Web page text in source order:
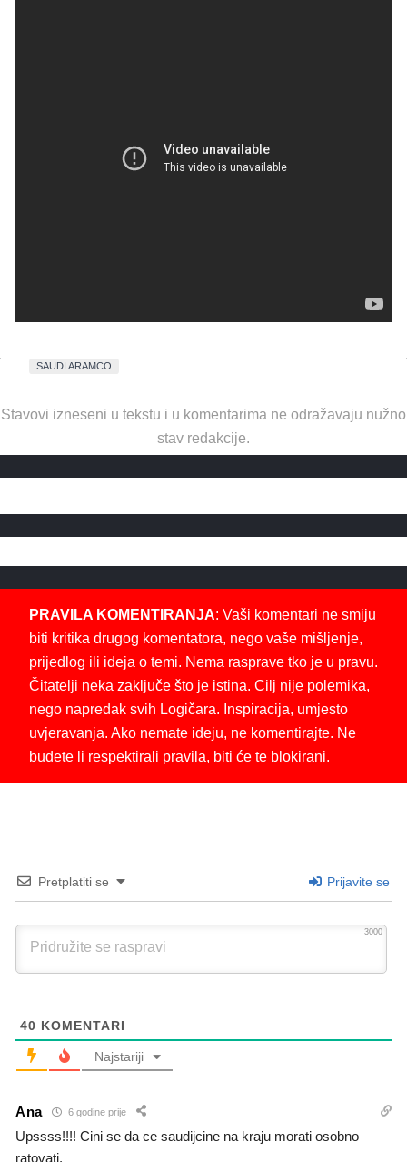
SAUDI ARAMCO
Stavovi izneseni u tekstu i u komentarima ne odražavaju nužno
stav redakcije.
PRAVILA KOMENTIRANJA: Vaši komentari ne smiju
biti kritika drugog komentatora, nego vaše mišljenje,
prijedlog ili ideja o temi. Nema rasprave tko je u pravu.
Čitatelji neka zaključe što je istina. Cilj nije polemika,
nego napredak svih Logičara. Inspiracija, umjesto
uvjeravanja. Ako nemate ideju, ne komentirajte. Ne
budete li respektirali pravila, biti će te blokirani.
Pretplatiti se Prijavite se
3000
40 KOMENTARI
Najstariji
Ana 6 godine prije
Upssss!!!! Cini se da ce saudijcine na kraju morati osobno
ratovati.